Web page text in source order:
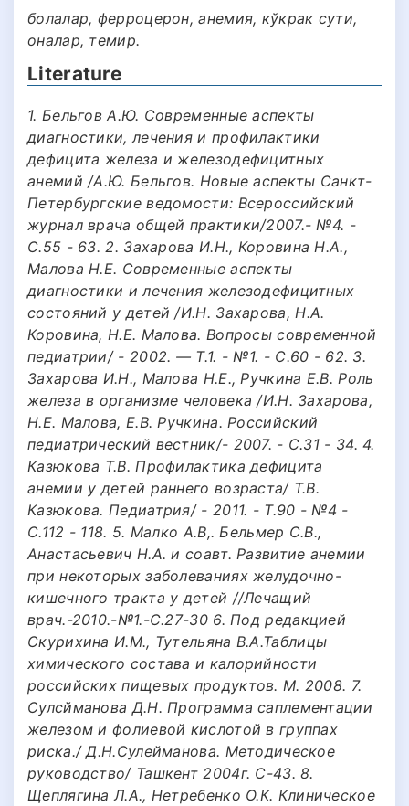
болалар, ферроцерон, анемия, кўкрак сути,
оналар, темир.
Literature
1. Бельгов А.Ю. Современные аспекты
диагностики, лечения и профилактики
дефицита железа и железодефицитных
анемий /А.Ю. Бельгов. Новые аспекты Санкт-
Петербургские ведомости: Всероссийский
журнал врача общей практики/2007.- №4. -
С.55 - 63. 2. Захарова И.Н., Коровина Н.А.,
Малова Н.Е. Современные аспекты
диагностики и лечения железодефицитных
состояний у детей /И.Н. Захарова, Н.А.
Коровина, Н.Е. Малова. Вопросы современной
педиатрии/ - 2002. — Т.1. - №1. - С.60 - 62. 3.
Захарова И.Н., Малова Н.Е., Ручкина Е.В. Роль
железа в организме человека /И.Н. Захарова,
Н.Е. Малова, Е.В. Ручкина. Российский
педиатрический вестник/- 2007. - С.31 - 34. 4.
Казюкова Т.В. Профилактика дефицита
анемии у детей раннего возраста/ Т.В.
Казюкова. Педиатрия/ - 2011. - Т.90 - №4 -
С.112 - 118. 5. Малко А.В,. Бельмер С.В.,
Анастасьевич Н.А. и соавт. Развитие анемии
при некоторых заболеваниях желудочно-
кишечного тракта у детей //Лечащий
врач.-2010.-№1.-С.27-30 6. Под редакцией
Скурихина И.М., Тутельяна В.А.Таблицы
химического состава и калорийности
российских пищевых продуктов. М. 2008. 7.
Сулсйманова Д.Н. Программа саплементации
железом и фолиевой кислотой в группах
риска./ Д.Н.Сулейманова. Методическое
руководство/ Ташкент 2004г. С-43. 8.
Щеплягина Л.А., Нетребенко О.К. Клиническое